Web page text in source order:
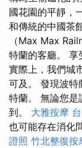
國花園的平靜，
和傳統的中國茶
（Max Max
特蘭的客廳。 享
實際上，我們城
可及。 發現波特
特蘭。 無論您是
到。 大雅按摩
也可能存在消化
證照 竹北整復按